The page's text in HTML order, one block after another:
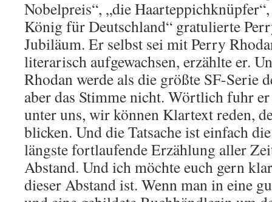
Nobelpreis“, „die
König für Deutschland“ gratulierte
Jubiläum. Er selbst sei mit Perry
literarisch aufgewachsen, erzählte er.
Rhodan werde als die größte SF-Serie
aber das Stimme nicht. Wörtlich fuhr
unter uns, wir können Klartext reden,
blicken. Und die Tatsache ist einfach
längste fortlaufende Erzählung aller
Abstand. Und ich möchte euch gern
dieser Abstand ist. Wenn man in eine